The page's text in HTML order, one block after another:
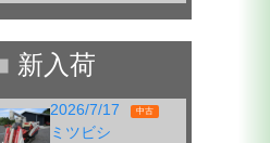
2026/7/17 中古
ミツビシ